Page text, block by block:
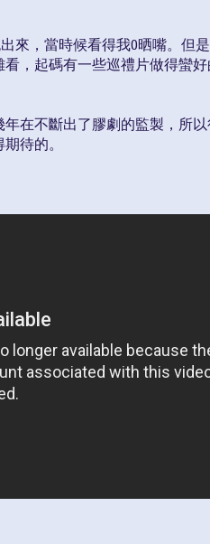
來，當時候看得我O晒嘴。但
，起碼有一些巡禮片做得蠻
在不斷出了膠劇的監製，所
待的。